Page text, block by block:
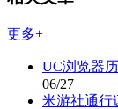
更多+
UC浏览器
06/27
米游社通行